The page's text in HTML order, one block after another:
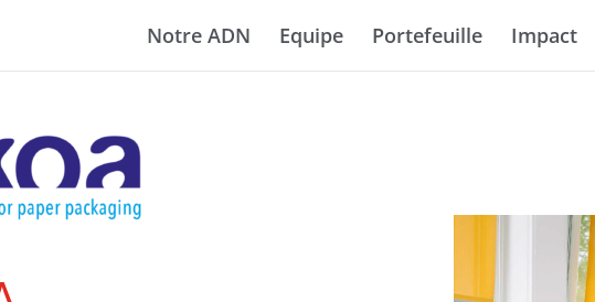
Notre ADN Equipe Portefeuille Impact